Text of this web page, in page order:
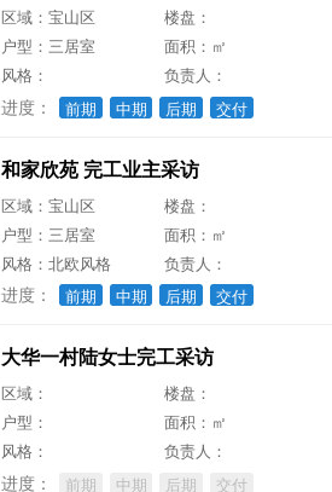
区域：宝山区
楼盘：
户型：三居室
面积：㎡
风格：
负责人：
进度： 前期 中期 后期 交付
和家欣苑 完工业主采访
区域：宝山区
楼盘：
户型：三居室
面积：㎡
风格：北欧风格
负责人：
进度： 前期 中期 后期 交付
大华一村陆女士完工采访
区域：
楼盘：
户型：
面积：㎡
风格：
负责人：
进度： 前期 中期 后期 交付